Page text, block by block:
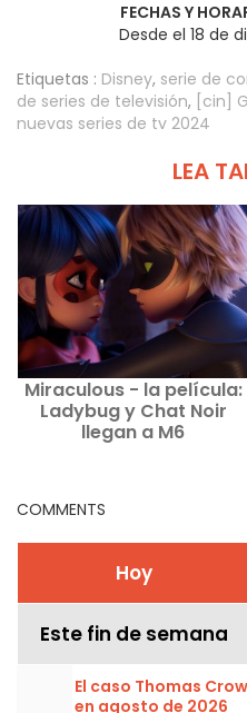
FECHAS Y
Desde el 18 de
Etiquetas : Disney, serie de
de series de televisión, [cin]
nuevas series de tv 2024
LEA
Miraculous - la película:
Ladybug y Chat Noir
llegan a M6
COMMENTS
Hoy
Este fin de semana
El caso Thomas
en agosto de 2026